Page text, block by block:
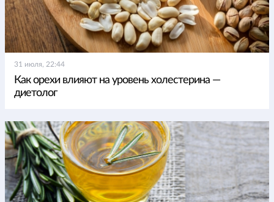
31 июля, 22:44
Как орехи влияют на уровень холестерина —
диетолог